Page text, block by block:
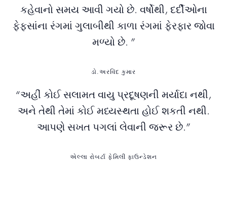
કહેવાનો સમય આવી ગયો છે. વર્ષોથી, દર્દીઓના
ફેફસાંના રંગમાં ગુલાબીથી કાળા રંગમાં ફેરફાર જોવા
મળ્યો છે. ”
ડો.અરવિંદ કુમાર
“અહીં કોઈ સલામત વાયુ પ્રદૂષણની મર્યાદા નથી,
અને તેથી તેમાં કોઈ મધ્યસ્થતા હોઈ શકતી નથી.
આપણે સખત પગલાં લેવાની જરૂર છે.”
એલ્લા રોબર્ટા ફેમિલી ફાઉન્ડેશન